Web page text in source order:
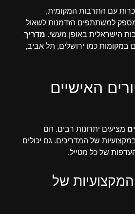
עם התרבות המקומית,
למשתתפים הזדמנות לשאול
הישראלית באופן מעשי. מדריך
במקומות כמו ירושלים, תל אביב,
האישיים
מציעים יתרונות רבים. הם
של המדריכים. גם יכולים
של כל מטייל.
של